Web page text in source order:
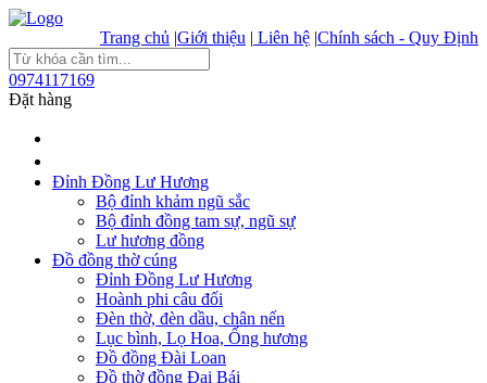
Trang chủ |Giới thiệu | Liên hệ |Chính sách - Quy Định
0974117169
Đặt hàng
Đỉnh Đồng Lư Hương
Bộ đỉnh khảm ngũ sắc
Bộ đỉnh đồng tam sự, ngũ sự
Lư hương đồng
Đồ đồng thờ cúng
Đỉnh Đồng Lư Hương
Hoành phi câu đối
Đèn thờ, đèn dầu, chân nến
Lục bình, Lọ Hoa, Ống hương
Đồ đồng Đài Loan
Đồ thờ đồng Đại Bái